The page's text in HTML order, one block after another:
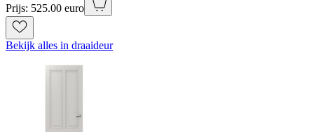
Prijs: 525.00 euro
Bekijk alles in draaideur